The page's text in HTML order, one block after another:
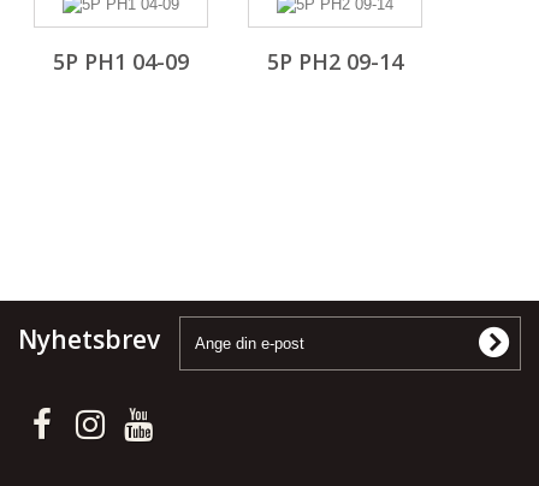
5P PH1 04-09 5P PH2 09-14
Nyhetsbrev